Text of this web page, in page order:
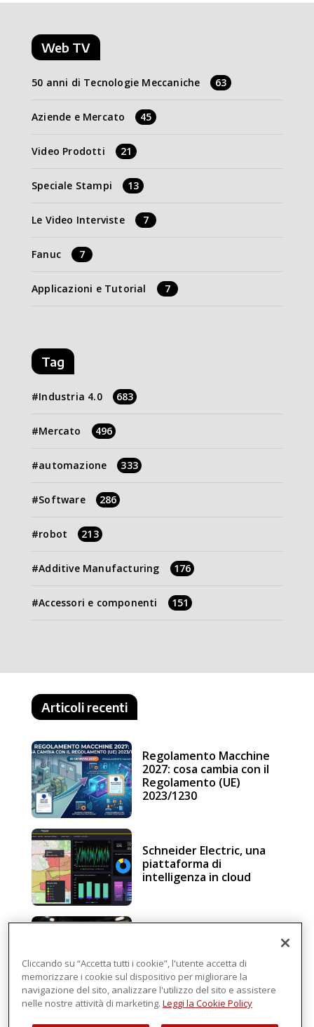
Web TV
50 anni di Tecnologie Meccaniche 63
Aziende e Mercato 45
Video Prodotti 21
Speciale Stampi 13
Le Video Interviste 7
Fanuc 7
Applicazioni e Tutorial 7
Tag
Industria 4.0 683
Mercato 496
automazione 333
Software 286
robot 213
Additive Manufacturing 176
Accessori e componenti 151
Articoli recenti
Regolamento Macchine
2027: cosa cambia con il
Regolamento (UE)
2023/1230
Schneider Electric, una
piattaforma di
intelligenza in cloud
Regolamento macchine
Cliccando su “Accetta tutti i cookie”, l'utente accetta di
memorizzare i cookie sul dispositivo per migliorare la
navigazione del sito, analizzare l'utilizzo del sito e assistere
nelle nostre attività di marketing. Leggi la Cookie Policy